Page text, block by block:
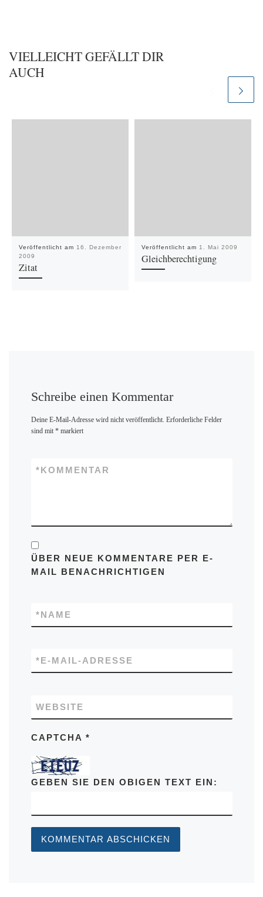
VIELLEICHT GEFÄLLT DIR
AUCH
Veröffentlicht am 16. Dezember
2009
Zitat
Veröffentlicht am 1. Mai 2009
Gleichberechtigung
Schreibe einen Kommentar
Deine E-Mail-Adresse wird nicht veröffentlicht. Erforderliche Felder
sind mit *markiert
KOMMENTAR
*
ÜBER NEUE KOMMENTARE PER E-
MAIL BENACHRICHTIGEN
NAME
*
E-MAIL-ADRESSE
*
WEBSITE
CAPTCHA *
GEBEN SIE DEN OBIGEN TEXT EIN: